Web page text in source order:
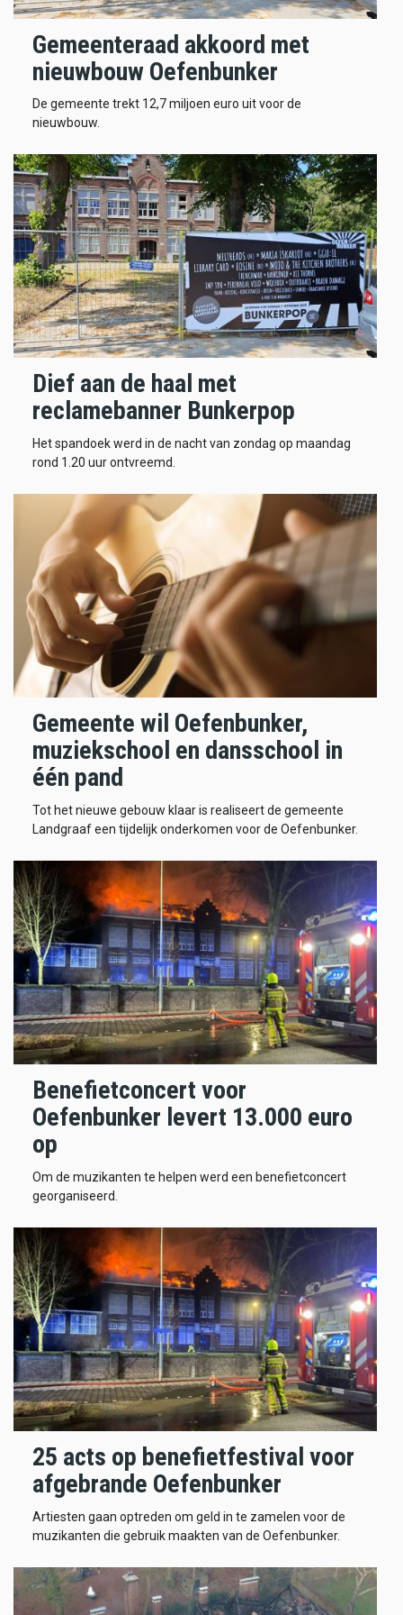
Gemeenteraad akkoord met
nieuwbouw Oefenbunker
De gemeente trekt 12,7 miljoen euro uit voor de
nieuwbouw.
Dief aan de haal met
reclamebanner Bunkerpop
Het spandoek werd in de nacht van zondag op maandag
rond 1.20 uur ontvreemd.
Gemeente wil Oefenbunker,
muziekschool en dansschool in
één pand
Tot het nieuwe gebouw klaar is realiseert de gemeente
Landgraaf een tijdelijk onderkomen voor de Oefenbunker.
Benefietconcert voor
Oefenbunker levert 13.000 euro
op
Om de muzikanten te helpen werd een benefietconcert
georganiseerd.
25 acts op benefietfestival voor
afgebrande Oefenbunker
Artiesten gaan optreden om geld in te zamelen voor de
muzikanten die gebruik maakten van de Oefenbunker.